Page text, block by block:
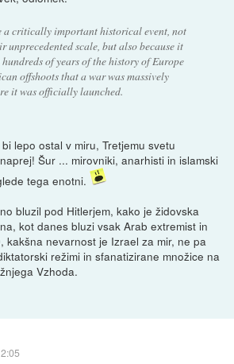
a critically important historical event, not
unprecedented scale, but also because it
of years of the history of Europe
offshoots that a war was massively
it was officially launched.
lepo ostal v miru, Tretjemu svetu
Šur ... mirovniki, anarhisti in islamski
tega enotni.
bluzil pod Hitlerjem, kako je židovska
kot danes bluzi vsak Arab extremist in
kakšna nevarnost je Izrael za mir, ne pa
režimi in sfanatizirane množice na
Vzhoda.